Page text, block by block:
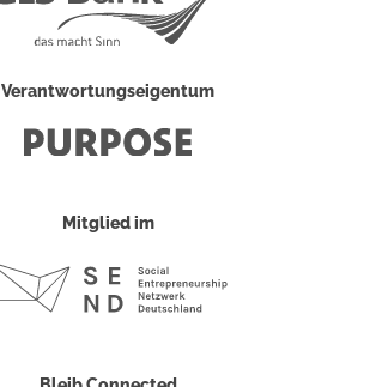
Verantwortungseigentum
Mitglied im